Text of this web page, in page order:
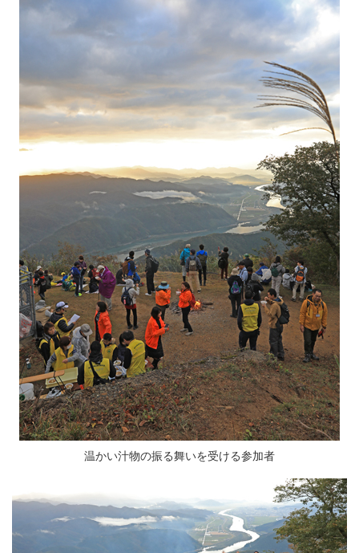
温かい汁物の振る舞いを受ける参加者